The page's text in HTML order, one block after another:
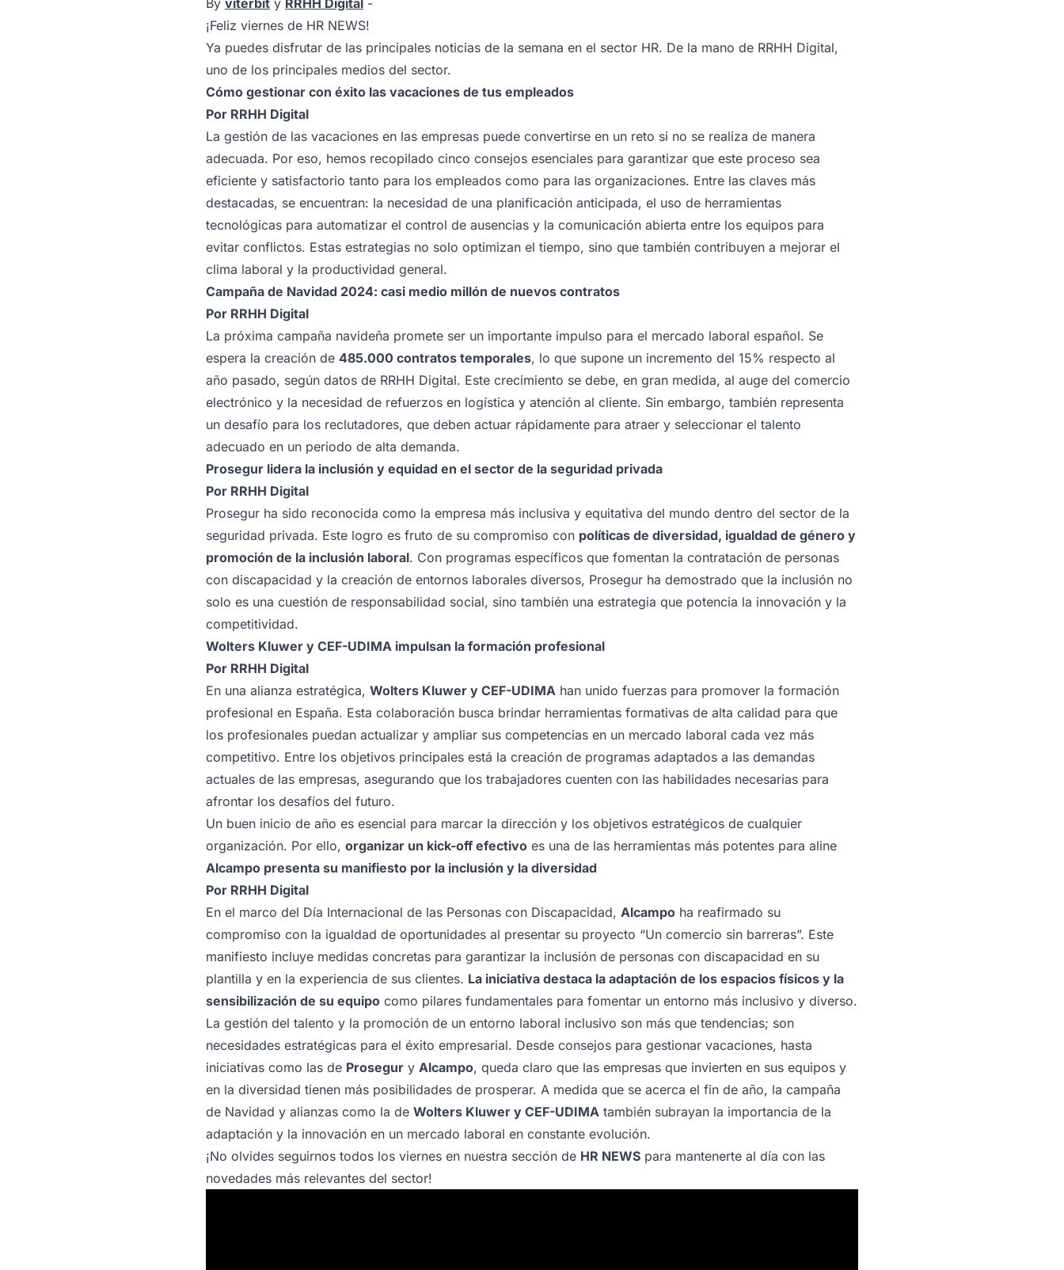
¡Feliz viernes de HR NEWS!
Ya puedes disfrutar de las principales noticias de la semana en el sector HR. De la mano de RRHH Digital,
uno de los principales medios del sector.
Cómo gestionar con éxito las vacaciones de tus empleados
Por RRHH Digital
La gestión de las vacaciones en las empresas puede convertirse en un reto si no se realiza de manera
adecuada. Por eso, hemos recopilado cinco consejos esenciales para garantizar que este proceso sea
eficiente y satisfactorio tanto para los empleados como para las organizaciones. Entre las claves más
destacadas, se encuentran: la necesidad de una planificación anticipada, el uso de herramientas
tecnológicas para automatizar el control de ausencias y la comunicación abierta entre los equipos para
evitar conflictos. Estas estrategias no solo optimizan el tiempo, sino que también contribuyen a mejorar el
clima laboral y la productividad general.
Campaña de Navidad 2024: casi medio millón de nuevos contratos
Por RRHH Digital
La próxima campaña navideña promete ser un importante impulso para el mercado laboral español. Se
espera la creación de 485.000 contratos temporales, lo que supone un incremento del 15% respecto al
año pasado, según datos de RRHH Digital. Este crecimiento se debe, en gran medida, al auge del comercio
electrónico y la necesidad de refuerzos en logística y atención al cliente. Sin embargo, también representa
un desafío para los reclutadores, que deben actuar rápidamente para atraer y seleccionar el talento
adecuado en un periodo de alta demanda.
Prosegur lidera la inclusión y equidad en el sector de la seguridad privada
Por RRHH Digital
Prosegur ha sido reconocida como la empresa más inclusiva y equitativa del mundo dentro del sector de la
seguridad privada. Este logro es fruto de su compromiso con políticas de diversidad, igualdad de género y
promoción de la inclusión laboral. Con programas específicos que fomentan la contratación de personas
con discapacidad y la creación de entornos laborales diversos, Prosegur ha demostrado que la inclusión no
solo es una cuestión de responsabilidad social, sino también una estrategia que potencia la innovación y la
competitividad.
Wolters Kluwer y CEF-UDIMA impulsan la formación profesional
Por RRHH Digital
En una alianza estratégica, Wolters Kluwer y CEF-UDIMA han unido fuerzas para promover la formación
profesional en España. Esta colaboración busca brindar herramientas formativas de alta calidad para que
los profesionales puedan actualizar y ampliar sus competencias en un mercado laboral cada vez más
competitivo. Entre los objetivos principales está la creación de programas adaptados a las demandas
actuales de las empresas, asegurando que los trabajadores cuenten con las habilidades necesarias para
afrontar los desafíos del futuro.
Un buen inicio de año es esencial para marcar la dirección y los objetivos estratégicos de cualquier
organización. Por ello, organizar un kick-off efectivo es una de las herramientas más potentes para aline
Alcampo presenta su manifiesto por la inclusión y la diversidad
Por RRHH Digital
En el marco del Día Internacional de las Personas con Discapacidad, Alcampo ha reafirmado su
compromiso con la igualdad de oportunidades al presentar su proyecto “Un comercio sin barreras”. Este
manifiesto incluye medidas concretas para garantizar la inclusión de personas con discapacidad en su
plantilla y en la experiencia de sus clientes. La iniciativa destaca la adaptación de los espacios físicos y la
sensibilización de su equipo como pilares fundamentales para fomentar un entorno más inclusivo y diverso.
La gestión del talento y la promoción de un entorno laboral inclusivo son más que tendencias; son
necesidades estratégicas para el éxito empresarial. Desde consejos para gestionar vacaciones, hasta
iniciativas como las de Prosegur y Alcampo, queda claro que las empresas que invierten en sus equipos y
en la diversidad tienen más posibilidades de prosperar. A medida que se acerca el fin de año, la campaña
de Navidad y alianzas como la de Wolters Kluwer y CEF-UDIMA también subrayan la importancia de la
adaptación y la innovación en un mercado laboral en constante evolución.
¡No olvides seguirnos todos los viernes en nuestra sección de HR NEWS para mantenerte al día con las
novedades más relevantes del sector!